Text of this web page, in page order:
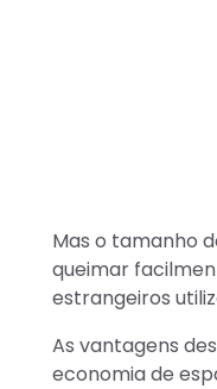
Mas o tamanho
queimar
estrangeiros
As vantagens
economia de